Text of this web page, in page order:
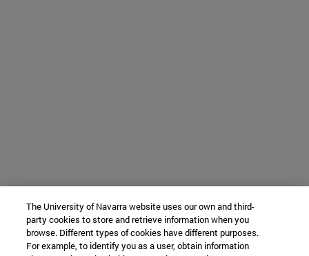
The University of Navarra website uses our own and third-
party cookies to store and retrieve information when you
browse. Different types of cookies have different purposes.
For example, to identify you as a user, obtain information